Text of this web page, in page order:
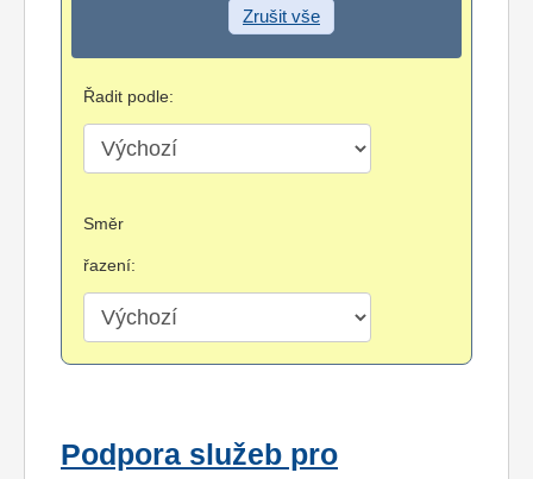
Zrušit vše
Řadit podle:
Směr
řazení:
Podpora služeb pro